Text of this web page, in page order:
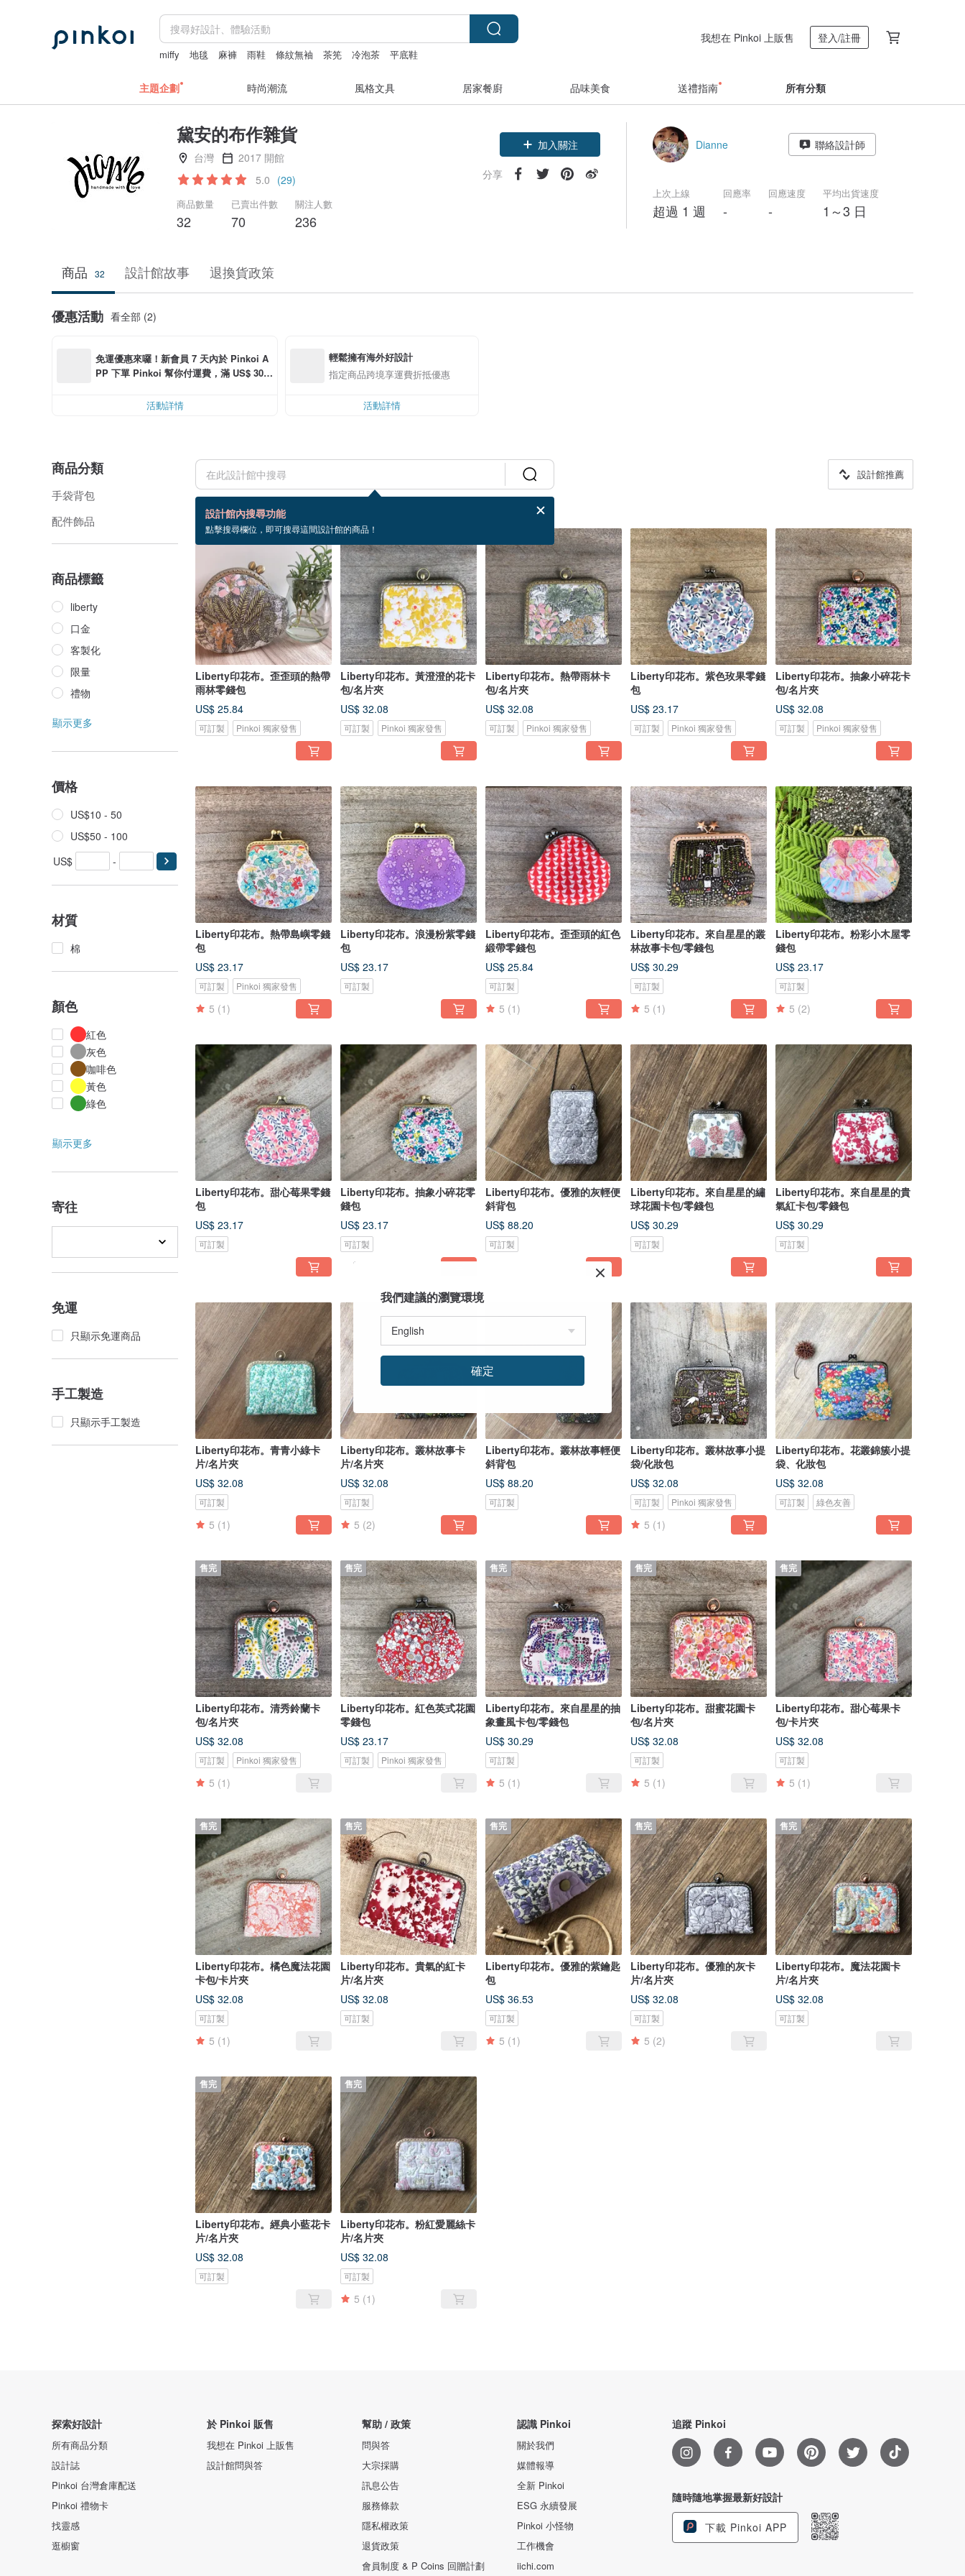
miffy 地毯 麻褲 雨鞋 條紋無袖 茶筅 冷泡茶 平底鞋
我想在 Pinkoi 上販售 登入/註冊
主題企劃 時尚潮流 風格文具 居家餐廚 品味美食 送禮指南 所有分類
黛安的布作雜貨
台灣
2017 開館
5.0 (29)
商品數量
32
已賣出件數
70
關注人數
236
加入關注
分享
Dianne 聯絡設計師
上次上線
超過 1 週
回應率
-
回應速度
-
平均出貨速度
1～3 日
商品 32 設計館故事 退換貨政策
優惠活動 看全部 (2)
免運優惠來囉！新會員 7 天內於 Pinkoi A
PP 下單 Pinkoi 幫你付運費，滿 US$ 30.0
活動詳情
輕鬆擁有海外好設計
指定商品跨境享運費折抵優惠
活動詳情
商品分類
手袋背包
配件飾品
商品標籤
liberty
口金
客製化
限量
禮物
顯示更多
價格
US$10 - 50
US$50 - 100
US$
-
材質
棉
顏色
紅色
灰色
咖啡色
黃色
綠色
顯示更多
寄往
免運
只顯示免運商品
手工製造
只顯示手工製造
設計館內搜尋功能
點擊搜尋欄位，即可搜尋這間設計館的商品！
設計館推薦
32 個商品
Liberty印花布。歪歪頭的熱帶
雨林零錢包
US$ 25.84
可訂製 Pinkoi 獨家發售
Liberty印花布。黃澄澄的花卡
包/名片夾
US$ 32.08
可訂製 Pinkoi 獨家發售
Liberty印花布。熱帶雨林卡
包/名片夾
US$ 32.08
可訂製 Pinkoi 獨家發售
Liberty印花布。紫色玫果零錢
包
US$ 23.17
可訂製 Pinkoi 獨家發售
Liberty印花布。抽象小碎花卡
包/名片夾
US$ 32.08
可訂製 Pinkoi 獨家發售
Liberty印花布。熱帶島嶼零錢
包
US$ 23.17
可訂製 Pinkoi 獨家發售
5 (1)
Liberty印花布。浪漫粉紫零錢
包
US$ 23.17
可訂製
Liberty印花布。歪歪頭的紅色
緞帶零錢包
US$ 25.84
可訂製
5 (1)
Liberty印花布。來自星星的叢
林故事卡包/零錢包
US$ 30.29
可訂製
5 (1)
Liberty印花布。粉彩小木屋零
錢包
US$ 23.17
可訂製
5 (2)
Liberty印花布。甜心莓果零錢
包
US$ 23.17
可訂製
Liberty印花布。抽象小碎花零
錢包
US$ 23.17
可訂製
Liberty印花布。優雅的灰輕便
斜背包
US$ 88.20
可訂製
Liberty印花布。來自星星的繡
球花園卡包/零錢包
US$ 30.29
可訂製
Liberty印花布。來自星星的貴
氣紅卡包/零錢包
US$ 30.29
可訂製
Liberty印花布。青青小綠卡
片/名片夾
US$ 32.08
可訂製
5 (1)
Liberty印花布。叢林故事卡
片/名片夾
US$ 32.08
可訂製
5 (2)
Liberty印花布。叢林故事輕便
斜背包
US$ 88.20
可訂製
Liberty印花布。叢林故事小提
袋/化妝包
US$ 32.08
可訂製 Pinkoi 獨家發售
5 (1)
Liberty印花布。花叢錦簇小提
袋、化妝包
US$ 32.08
可訂製 綠色友善
售完
Liberty印花布。清秀鈴蘭卡
包/名片夾
US$ 32.08
可訂製 Pinkoi 獨家發售
5 (1)
售完
Liberty印花布。紅色英式花園
零錢包
US$ 23.17
可訂製 Pinkoi 獨家發售
售完
Liberty印花布。來自星星的抽
象畫風卡包/零錢包
US$ 30.29
可訂製
5 (1)
售完
Liberty印花布。甜蜜花園卡
包/名片夾
US$ 32.08
可訂製
5 (1)
售完
Liberty印花布。甜心莓果卡
包/卡片夾
US$ 32.08
可訂製
5 (1)
售完
Liberty印花布。橘色魔法花園
卡包/卡片夾
US$ 32.08
可訂製
5 (1)
售完
Liberty印花布。貴氣的紅卡
片/名片夾
US$ 32.08
可訂製
售完
Liberty印花布。優雅的紫鑰匙
包
US$ 36.53
可訂製
5 (1)
售完
Liberty印花布。優雅的灰卡
片/名片夾
US$ 32.08
可訂製
5 (2)
售完
Liberty印花布。魔法花園卡
片/名片夾
US$ 32.08
可訂製
售完
Liberty印花布。經典小藍花卡
片/名片夾
US$ 32.08
可訂製
售完
Liberty印花布。粉紅愛麗絲卡
片/名片夾
US$ 32.08
可訂製
5 (1)
探索好設計
所有商品分類
設計誌
Pinkoi 台灣倉庫配送
Pinkoi 禮物卡
找靈感
逛櫥窗
於 Pinkoi 販售
我想在 Pinkoi 上販售
設計館問與答
幫助 / 政策
問與答
大宗採購
訊息公告
服務條款
隱私權政策
退貨政策
會員制度 & P Coins 回贈計劃
認識 Pinkoi
關於我們
媒體報導
全新 Pinkoi
ESG 永續發展
Pinkoi 小怪物
工作機會
iichi.com
追蹤 Pinkoi
隨時隨地掌握最新好設計
下載 Pinkoi APP
我們建議的瀏覽環境
確定